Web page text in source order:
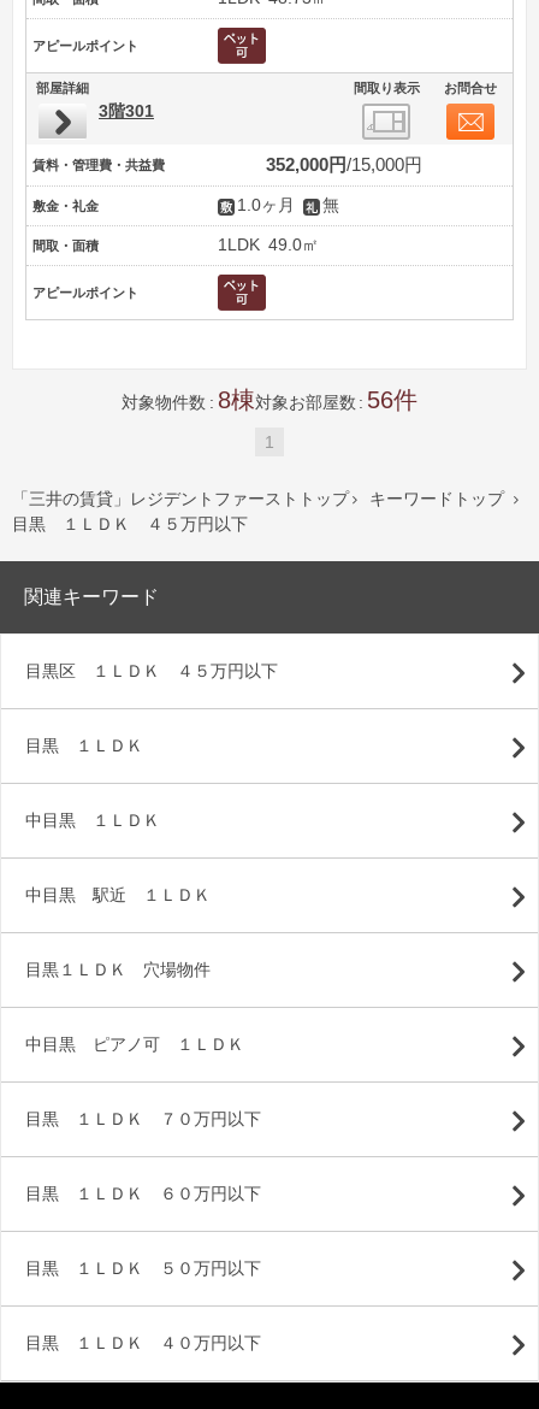
アピールポイント
部屋詳細 間取り表示 お問合せ
3階301
賃料・管理費・共益費 352,000円 15,000円
敷金・礼金 1.0ヶ月 無
間取・面積 1LDK 49.0㎡
アピールポイント
対象物件数 8 対象お部屋数 56
1
「三井の賃貸」レジデントファーストトップ  キーワードトップ 
目黒 １ＬＤＫ ４５万円以下
関連キーワード
目黒区 １ＬＤＫ ４５万円以下
目黒 １ＬＤＫ
中目黒 １ＬＤＫ
中目黒 駅近 １ＬＤＫ
目黒１ＬＤＫ 穴場物件
中目黒 ピアノ可 １ＬＤＫ
目黒 １ＬＤＫ ７０万円以下
目黒 １ＬＤＫ ６０万円以下
目黒 １ＬＤＫ ５０万円以下
目黒 １ＬＤＫ ４０万円以下